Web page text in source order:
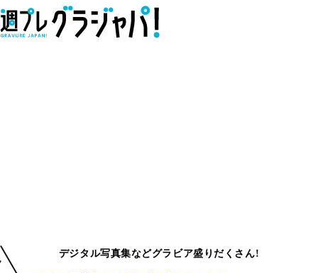
デジタル写真集などグラビア盛りだくさん!